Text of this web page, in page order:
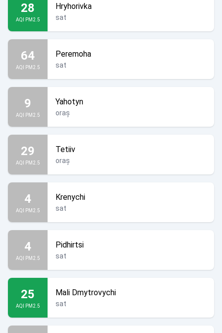
28
AQI PM2.5
Hryhorivka
sat
64
AQI PM2.5
Peremoha
sat
9
AQI PM2.5
Yahotyn
oraș
29
AQI PM2.5
Tetiiv
oraș
4
AQI PM2.5
Krenychi
sat
4
AQI PM2.5
Pidhirtsi
sat
25
AQI PM2.5
Mali Dmytrovychi
sat